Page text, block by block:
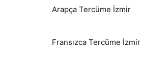
Arapça Tercüme İzmir
Fransızca Tercüme İzmir